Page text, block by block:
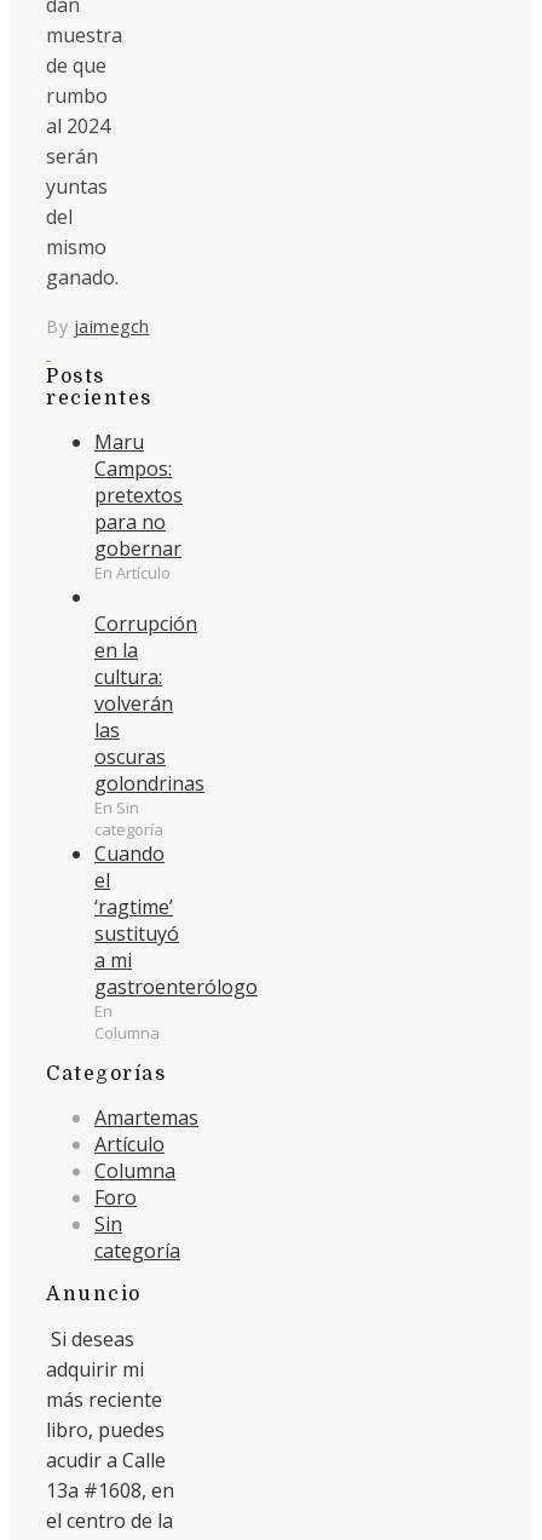
muestra
de que
rumbo
al 2024
serán
yuntas
del
mismo
ganado.
By jaimegch
Posts
recientes
Maru
Campos:
pretextos
para no
gobernar
En Artículo
Corrupción
en la
cultura:
volverán
las
oscuras
golondrinas
En Sin
categoría
Cuando
el
‘ragtime’
sustituyó
a mi
gastroenterólogo
En
Columna
Categorías
Amartemas
Artículo
Columna
Foro
Sin
categoría
Anuncio
Si deseas
adquirir mi
más reciente
libro, puedes
acudir a Calle
13a #1608, en
el centro de la